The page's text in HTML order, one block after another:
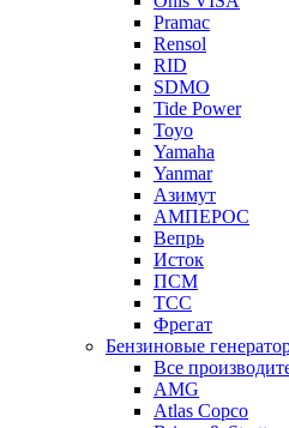
Pramac
Rensol
RID
SDMO
Tide Power
Toyo
Yamaha
Yanmar
Азимут
АМПЕРОС
Вепрь
Исток
ПСМ
ТСС
Фрегат
Бензиновые
Все
AMG
Atlas Copco